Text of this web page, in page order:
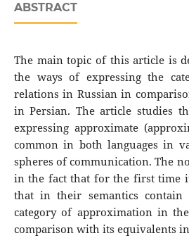
ABSTRACT
The main topic of this article is
the ways of expressing the
relations in Russian in
in Persian. The article studies
expressing approximate
common in both languages in
spheres of communication. The
in the fact that for the first time
that in their semantics
category of approximation in
comparison with its equivalents